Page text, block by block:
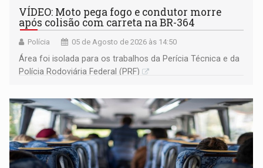
VÍDEO: Moto pega fogo e condutor morre
após colisão com carreta na BR-364
Polícia 05 de Agosto de 2026 às 14:50
Área foi isolada para os trabalhos da Perícia Técnica e da
Polícia Rodoviária Federal (PRF)